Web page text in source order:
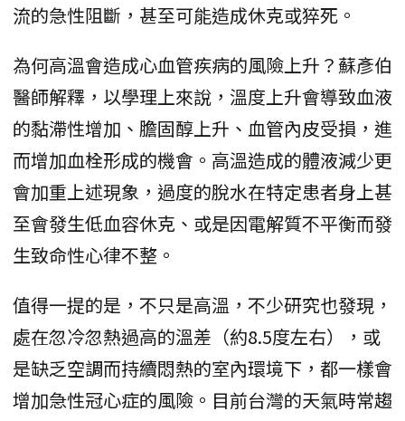
流的急性阻斷，甚至可能造成休克或猝死。
為何高溫會造成心血管疾病的風險上升？蘇彥伯
醫師解釋，以學理上來說，溫度上升會導致血液
的黏滯性增加、膽固醇上升、血管內皮受損，進
而增加血栓形成的機會。高溫造成的體液減少更
會加重上述現象，過度的脫水在特定患者身上甚
至會發生低血容休克、或是因電解質不平衡而發
生致命性心律不整。
值得一提的是，不只是高溫，不少研究也發現，
處在忽冷忽熱過高的溫差（約8.5度左右），或
是缺乏空調而持續悶熱的室內環境下，都一樣會
增加急性冠心症的風險。目前台灣的天氣時常趨